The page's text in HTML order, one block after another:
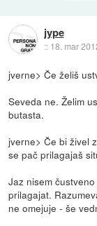
jype
:: 18. mar
jverne> Če želiš
Seveda ne. Želim
butasta.
jverne> Če bi živel
se pač prilagajaš
Jaz nisem
prilagajat.
ne omejuje - še